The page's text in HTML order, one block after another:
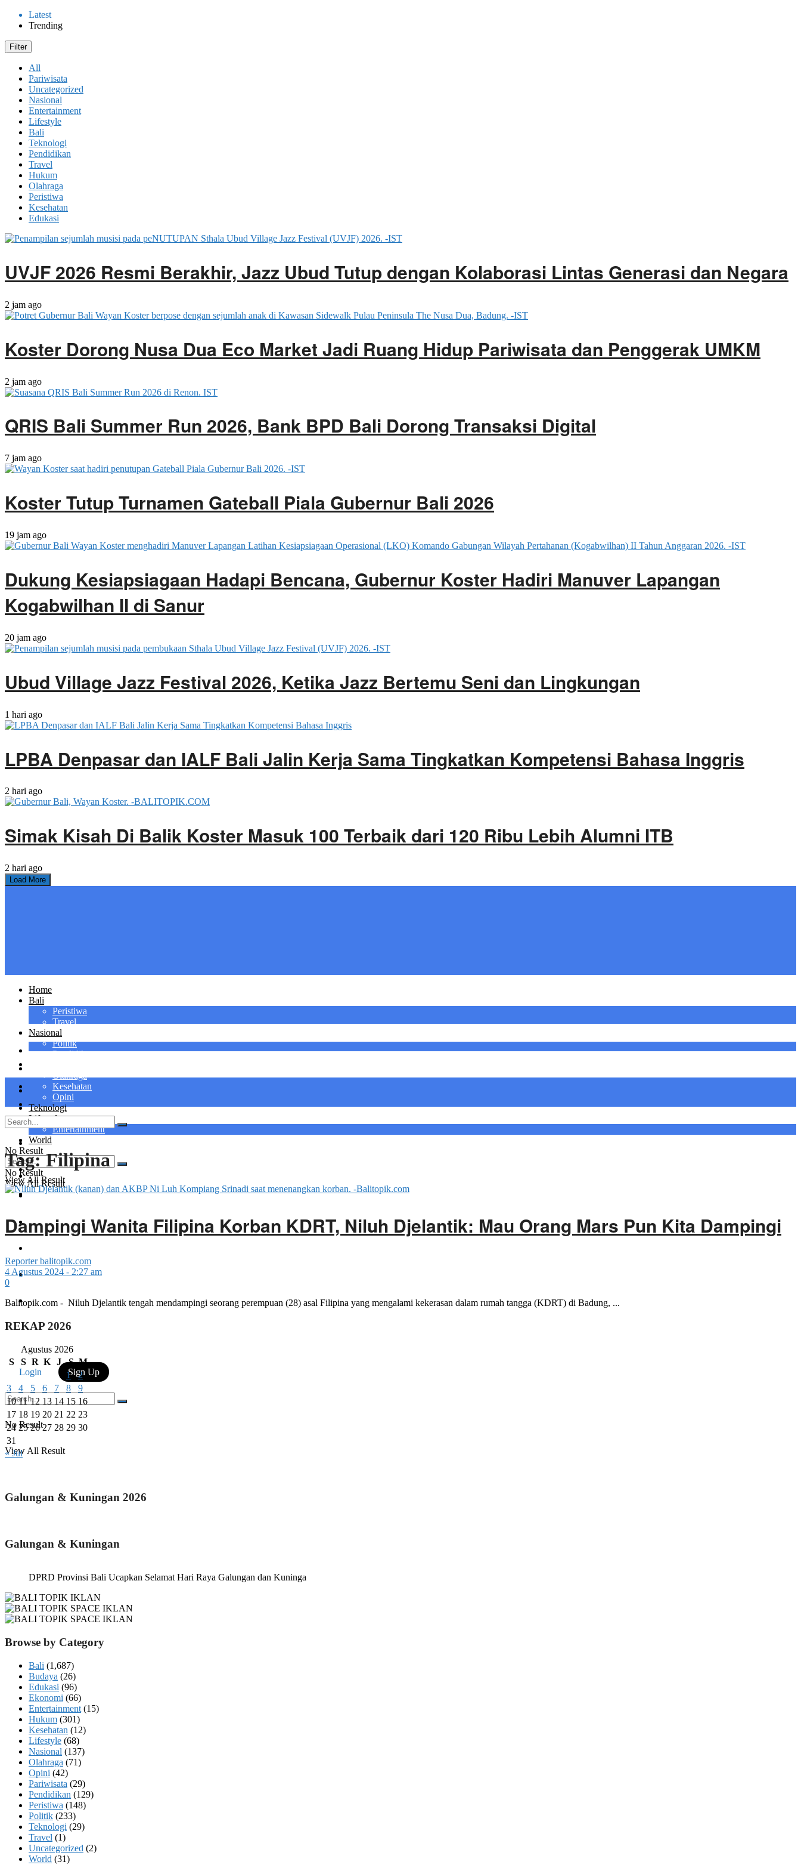
Latest
Trending
Filter
All
Pariwisata
Uncategorized
Nasional
Entertainment
Lifestyle
Bali
Teknologi
Pendidikan
Travel
Hukum
Olahraga
Peristiwa
Kesehatan
Edukasi
UVJF 2026 Resmi Berakhir, Jazz Ubud Tutup dengan Kolaborasi Lintas Generasi dan Negara
2 jam ago
Koster Dorong Nusa Dua Eco Market Jadi Ruang Hidup Pariwisata dan Penggerak UMKM
2 jam ago
QRIS Bali Summer Run 2026, Bank BPD Bali Dorong Transaksi Digital
7 jam ago
Koster Tutup Turnamen Gateball Piala Gubernur Bali 2026
19 jam ago
Dukung Kesiapsiagaan Hadapi Bencana, Gubernur Koster Hadiri Manuver Lapangan
Kogabwilhan II di Sanur
20 jam ago
Ubud Village Jazz Festival 2026, Ketika Jazz Bertemu Seni dan Lingkungan
1 hari ago
LPBA Denpasar dan IALF Bali Jalin Kerja Sama Tingkatkan Kompetensi Bahasa Inggris
2 hari ago
Simak Kisah Di Balik Koster Masuk 100 Terbaik dari 120 Ribu Lebih Alumni ITB
2 hari ago
Load More
Home
Bali
Peristiwa
Travel
Nasional
Politik
Pendidikan
Olahraga
Kesehatan
Opini
Teknologi
Lifestyle
Entertainment
World
No Result
View All Result
Login Sign Up
No Result
View All Result
No Result
View All Result
Tag:Filipina
Dampingi Wanita Filipina Korban KDRT, Niluh Djelantik: Mau Orang Mars Pun Kita Dampingi
Reporter balitopik.com
4 Agustus 2024 - 2:27 am
0
Balitopik.com - Niluh Djelantik tengah mendampingi seorang perempuan (28) asal Filipina yang mengalami kekerasan dalam rumah tangga (KDRT) di Badung, ...
REKAP 2026
Agustus 2026
S
S R K J S M
1
2
3
4 5 6 7 8
9
10 11 12 13 14 15 16
17 18 19 20 21 22 23
24 25 26 27 28 29 30
31
« Jul
Galungan & Kuningan 2026
Galungan & Kuningan
DPRD Provinsi Bali Ucapkan Selamat Hari Raya Galungan dan Kuninga
Browse by Category
Bali (1,687)
Budaya (26)
Edukasi (96)
Ekonomi (66)
Entertainment (15)
Hukum (301)
Kesehatan (12)
Lifestyle (68)
Nasional (137)
Olahraga (71)
Opini (42)
Pariwisata (29)
Pendidikan (129)
Peristiwa (148)
Politik (233)
Teknologi (29)
Travel (1)
Uncategorized (2)
World (31)